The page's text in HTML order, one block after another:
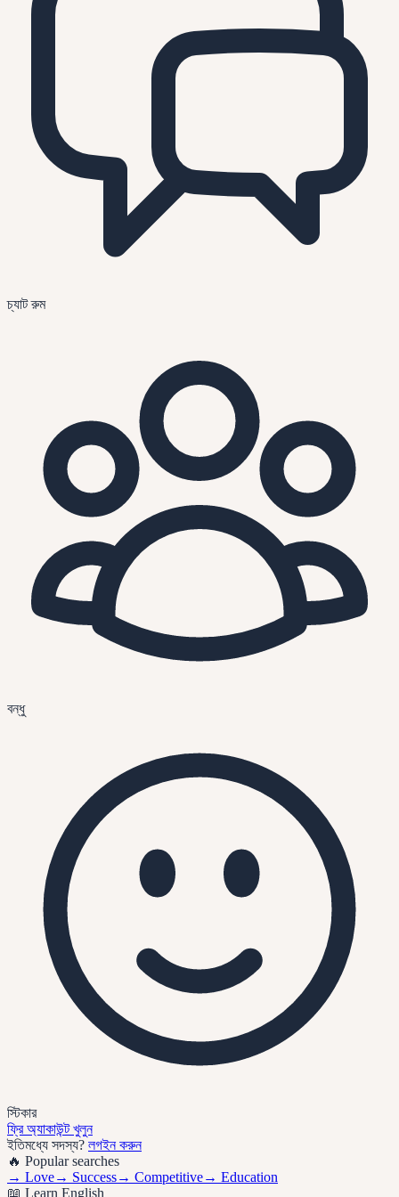
চ্যাট রুম
বন্ধু
স্টিকার
ফ্রি অ্যাকাউন্ট খুলুন
ইতিমধ্যে সদস্য? লগইন করুন
🔥 Popular searches
→ Love→ Success→ Competitive→ Education
📖 Learn English